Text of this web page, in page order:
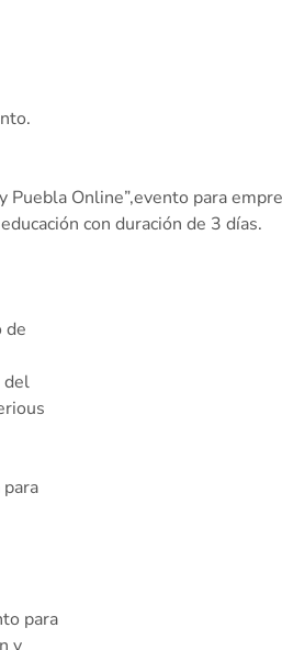
Online”,evento para
con duración de 3 días.
de
del
para